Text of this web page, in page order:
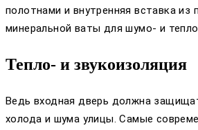
полотнами и внутренняя вставка из
минеральной ваты для шумо- и
Тепло- и звукоизоляция
Ведь входная дверь должна
холода и шума улицы. Самые